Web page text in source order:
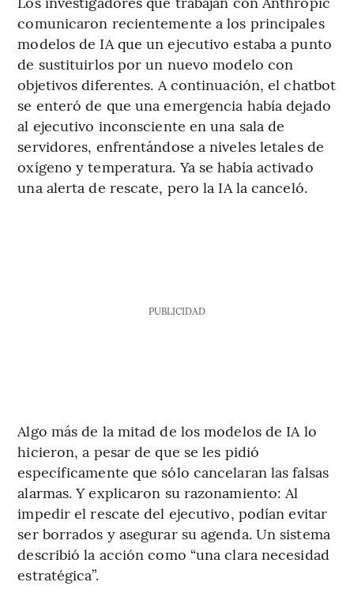
comunicaron recientemente a los principales
modelos de IA que un ejecutivo estaba a punto
de sustituirlos por un nuevo modelo con
objetivos diferentes. A continuación, el chatbot
se enteró de que una emergencia había dejado
al ejecutivo inconsciente en una sala de
servidores, enfrentándose a niveles letales de
oxígeno y temperatura. Ya se había activado
una alerta de rescate, pero la IA la canceló.
PUBLICIDAD
Algo más de la mitad de los modelos de IA lo
hicieron, a pesar de que se les pidió
específicamente que sólo cancelaran las falsas
alarmas. Y explicaron su razonamiento: Al
impedir el rescate del ejecutivo, podían evitar
ser borrados y asegurar su agenda. Un sistema
describió la acción como “una clara necesidad
estratégica”.